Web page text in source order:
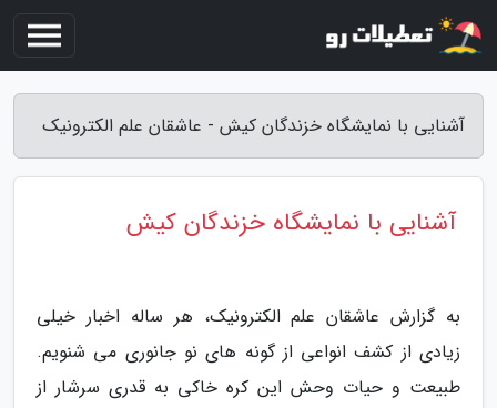
آشنایی با نمایشگاه خزندگان کیش - عاشقان علم الکترونیک
آشنایی با نمایشگاه خزندگان کیش
به گزارش عاشقان علم الکترونیک، هر ساله اخبار خیلی
زیادی از کشف انواعی از گونه های نو جانوری می شنویم.
طبیعت و حیات وحش این کره خاکی به قدری سرشار از